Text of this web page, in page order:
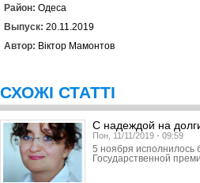
Район: Одеса
Выпуск: 20.11.2019
Автор: Віктор Мамонтов
СХОЖІ СТАТТІ
С надеждой на
Пон, 11/11/2019 - 09:59
5 ноября исполнилось
Государственной